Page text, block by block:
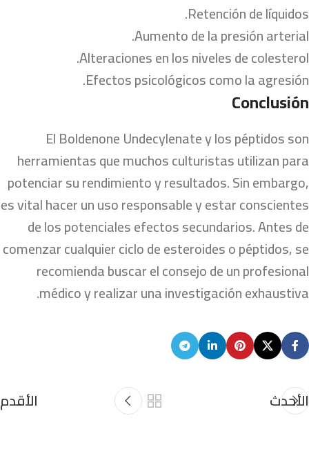
Retención de líquidos.
Aumento de la presión arterial.
Alteraciones en los niveles de colesterol.
Efectos psicológicos como la agresión.
Conclusión
El Boldenone Undecylenate y los péptidos son
herramientas que muchos culturistas utilizan para
potenciar su rendimiento y resultados. Sin embargo,
es vital hacer un uso responsable y estar conscientes
de los potenciales efectos secundarios. Antes de
comenzar cualquier ciclo de esteroides o péptidos, se
recomienda buscar el consejo de un profesional
médico y realizar una investigación exhaustiva.
الأحدث الأقدم